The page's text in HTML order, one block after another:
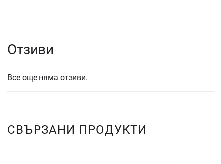
Отзиви
Все още няма отзиви.
СВЪРЗАНИ ПРОДУКТИ